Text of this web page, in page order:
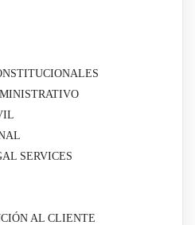
SERVICES
AL CLIENTE